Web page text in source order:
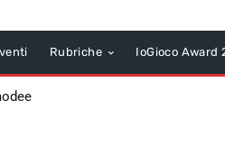
Rubriche IoGioco Award